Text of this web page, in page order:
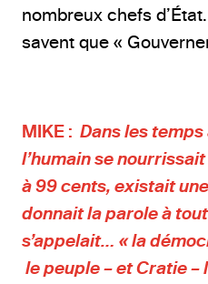
nombreux chefs
savent que «
MIKE : Dans les
l’humain se
à 99 cents, existait
donnait la parole à
s’appelait… « la
le peuple – et Cratie –